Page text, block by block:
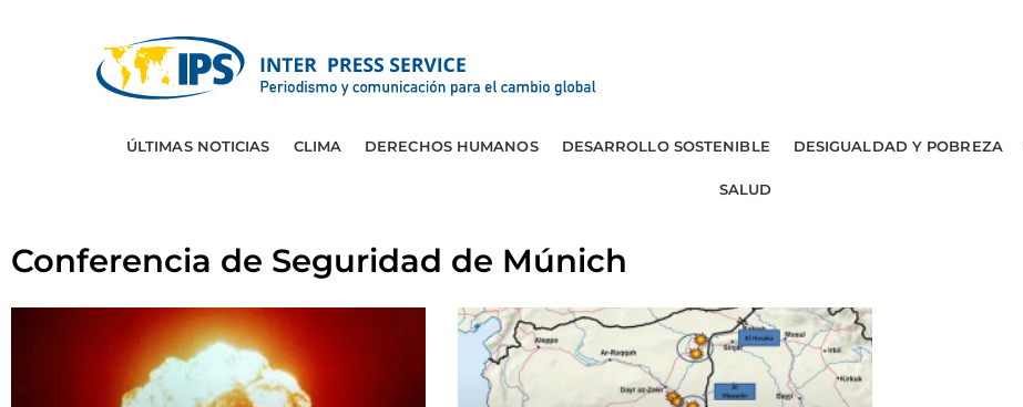
ÚLTIMAS NOTICIAS CLIMA DERECHOS HUMANOS DESARROLLO SOSTENIBLE DESIGUALDAD Y POBREZA
SALUD
Conferencia de Seguridad de Múnich